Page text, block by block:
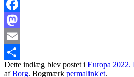
Facebook
Mastodon
Email
Share
Dette indlæg blev postet i Europa 2022.
afBorg. Bogmærk permalink'et.